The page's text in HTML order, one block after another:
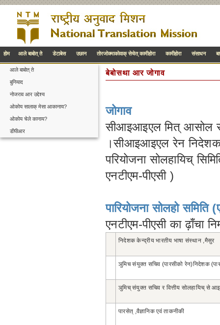
होम आले बाबोत् ते डेटाबेस उछान तोरजोक्माकोवाक् सेचेत् कामीहोरा कामीहोरा संसाधन
आले बाबोत् ते
बुनियाद
नोजराव आर उद्देश्य
ओकोय सालाक् मेसा आकानाय?
ओकोय चेले कानाय?
डीपीआर
बेबोसथा आर जोगाव
जोगाव
सीआइआइएल मित् आसोल
।सीआइआइएल रेन निदेशक
परियोजना सोलहायिच्
एनटीएम-पीएसी )
पारियोजना सोलहो समिति
एनटीएम-पीएसी का ढ़ाँचा
निदेशक केन्द्रीय भारतीय भाषा संस्थान ,मैसुर
ञुमिच संयुक्त सचिव (पारसीको रेन)निदेशक
ञुमिच् संयुक्त सचिव र वित्तीय सोलहायिच् से
पारसेत् ,वैज्ञानिक एवं ताकनीकी